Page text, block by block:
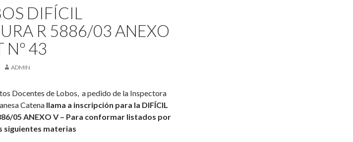
DIFÍCIL
R 5886/03 ANEXO
Nº 43
ADMIN
Docentes de Lobos, a pedido de la Inspectora
Catena llama a inscripción para la DIFÍCIL
05 ANEXO V – Para conformar listados por
siguientes materias